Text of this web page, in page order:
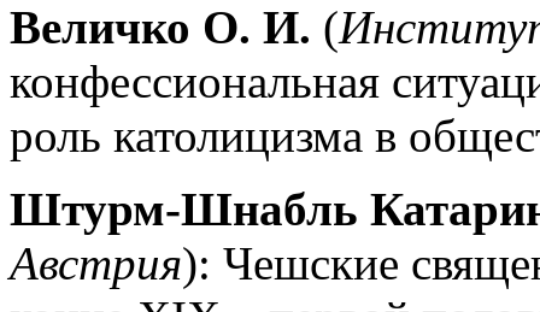
Величко О. И. (
конфессиональная
роль католицизма в
Штурм-Шнабль
Австрия): Чешские